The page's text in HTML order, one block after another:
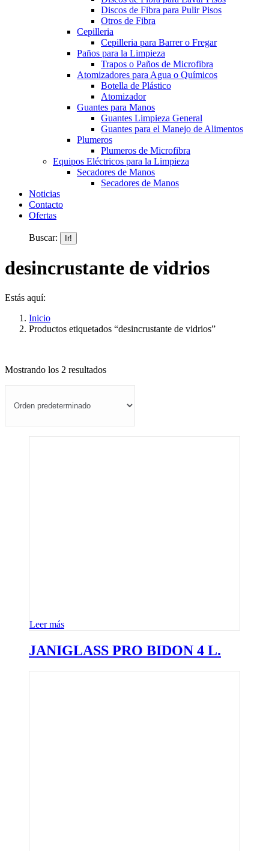
Discos de Fibra para Pulir Pisos
Otros de Fibra
Cepilleria
Cepilleria para Barrer o Fregar
Paños para la Limpieza
Trapos o Paños de Microfibra
Atomizadores para Agua o Químicos
Botella de Plástico
Atomizador
Guantes para Manos
Guantes Limpieza General
Guantes para el Manejo de Alimentos
Plumeros
Plumeros de Microfibra
Equipos Eléctricos para la Limpieza
Secadores de Manos
Secadores de Manos
Noticias
Contacto
Ofertas
Buscar:
desincrustante de vidrios
Estás aquí:
Inicio
Productos etiquetados “desincrustante de vidrios”
Mostrando los 2 resultados
Leer más
JANIGLASS PRO BIDON 4 L.